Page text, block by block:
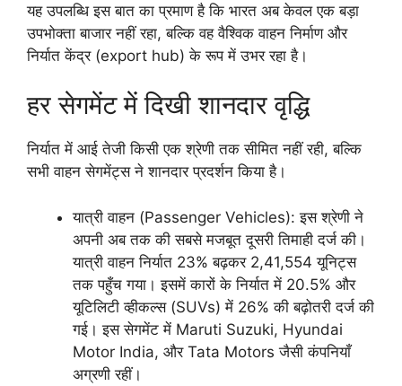
यह उपलब्धि इस बात का प्रमाण है कि भारत अब केवल एक बड़ा
उपभोक्ता बाजार नहीं रहा, बल्कि वह वैश्विक वाहन निर्माण और
निर्यात केंद्र (export hub) के रूप में उभर रहा है।
हर सेगमेंट में दिखी शानदार वृद्धि
निर्यात में आई तेजी किसी एक श्रेणी तक सीमित नहीं रही, बल्कि
सभी वाहन सेगमेंट्स ने शानदार प्रदर्शन किया है।
यात्री वाहन (Passenger Vehicles): इस श्रेणी ने
अपनी अब तक की सबसे मजबूत दूसरी तिमाही दर्ज की।
यात्री वाहन निर्यात 23% बढ़कर 2,41,554 यूनिट्स
तक पहुँच गया। इसमें कारों के निर्यात में 20.5% और
यूटिलिटी व्हीकल्स (SUVs) में 26% की बढ़ोतरी दर्ज की
गई। इस सेगमेंट में Maruti Suzuki, Hyundai
Motor India, और Tata Motors जैसी कंपनियाँ
अग्रणी रहीं।